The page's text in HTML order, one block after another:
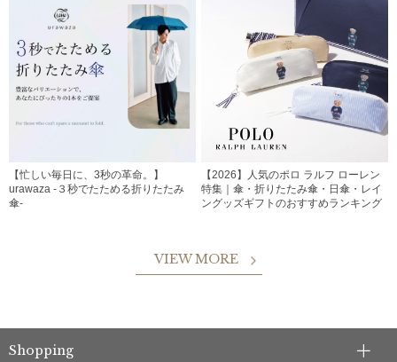
【忙しい毎日に、3秒の革命。】
urawaza -３秒でたためる折りたたみ
傘-
【2026】人気のポロ ラルフ ローレン
特集｜傘・折りたたみ傘・日傘・レイ
ングッズギフトのおすすめランキング
VIEW MORE
Shopping